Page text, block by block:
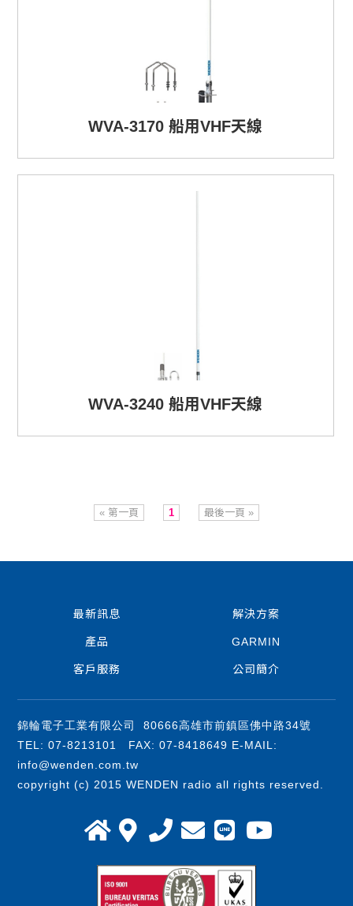
WVA-3170 船用VHF天線
WVA-3240 船用VHF天線
« 第一頁 1 最後一頁 »
最新訊息 解決方案
產品 GARMIN
客戶服務 公司簡介
錦輪電子工業有限公司 80666高雄市前鎮區佛中路34號
TEL: 07-8213101 FAX: 07-8418649 E-MAIL:
info@wenden.com.tw
copyright (c) 2015 WENDEN radio all rights reserved.